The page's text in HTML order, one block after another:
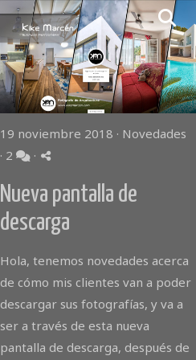
19 noviembre 2018 · Novedades
· 2 ·
Nueva pantalla de
descarga
Hola, tenemos novedades acerca
de cómo mis clientes van a poder
descargar sus fotografías, y va a
ser a través de esta nueva
pantalla de descarga, después de